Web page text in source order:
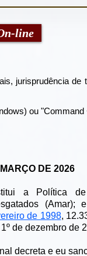
line
jurisprudência
ou "Command
DE 2026
a Política
(Amar);
de 1998,
de dezembro de
decreta e eu